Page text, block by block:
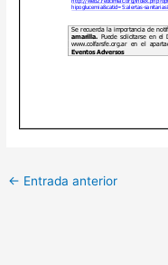
← Entrada anterior